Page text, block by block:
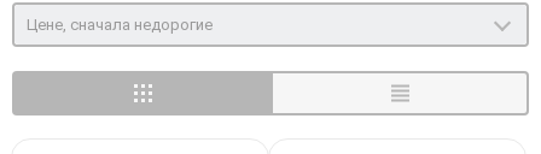
Цене, сначала недорогие